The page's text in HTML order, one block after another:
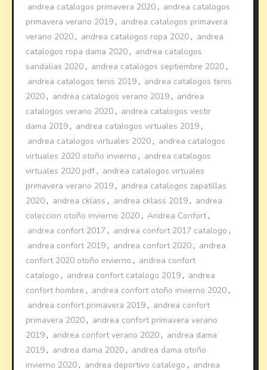
andrea catalogos primavera 2020 , andrea catalogos
primavera verano 2019 , andrea catalogos primavera
verano 2020 , andrea catalogos ropa 2020 , andrea
catalogos ropa dama 2020 , andrea catalogos
sandalias 2020 , andrea catalogos septiembre 2020 ,
andrea catalogos tenis 2019 , andrea catalogos tenis
2020 , andrea catalogos verano 2019 , andrea
catalogos verano 2020 , andrea catalogos vestir
dama 2019 , andrea catalogos virtuales 2019 ,
andrea catalogos virtuales 2020 , andrea catalogos
virtuales 2020 otoño invierno , andrea catalogos
virtuales 2020 pdf , andrea catalogos virtuales
primavera verano 2019 , andrea catalogos zapatillas
2020 , andrea cklass , andrea cklass 2019 , andrea
coleccion otoño invierno 2020 , Andrea Confort,
andrea confort 2017 , andrea confort 2017 catalogo ,
andrea confort 2019 , andrea confort 2020 , andrea
confort 2020 otoño invierno , andrea confort
catalogo , andrea confort catalogo 2019 , andrea
confort hombre , andrea confort otoño invierno 2020 ,
andrea confort primavera 2019 , andrea confort
primavera 2020 , andrea confort primavera verano
2019 , andrea confort verano 2020 , andrea dama
2019 , andrea dama 2020 , andrea dama otoño
invierno 2020 , andrea deportivo catalogo , andrea